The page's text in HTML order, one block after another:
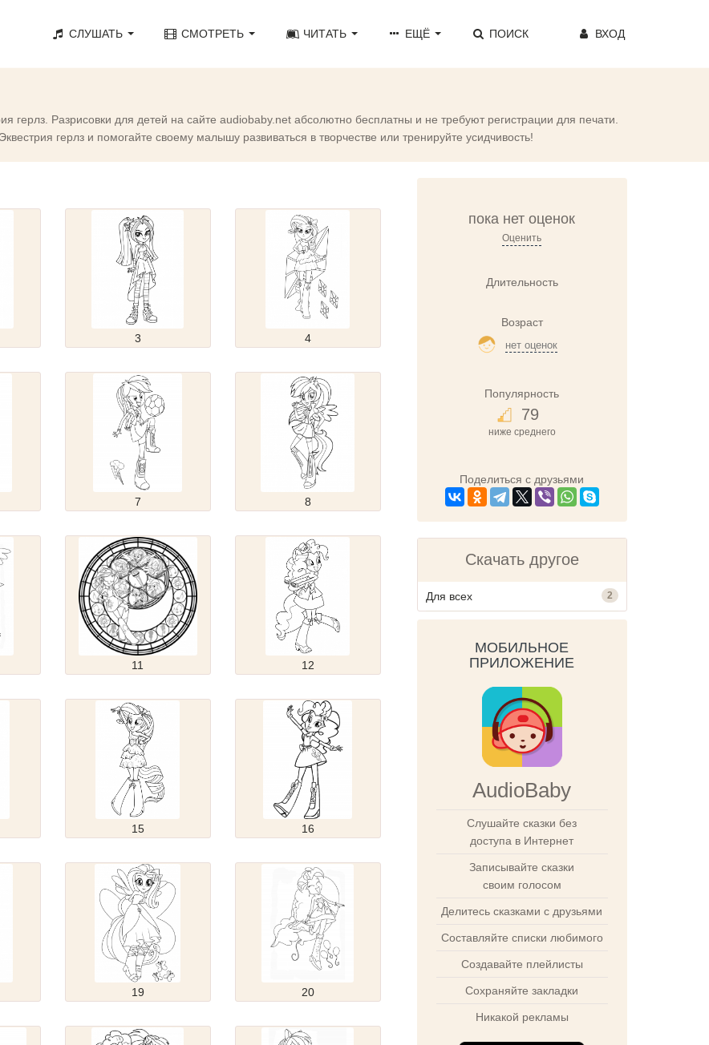
СЛУШАТЬ СМОТРЕТЬ ЧИТАТЬ ЕЩЁ ПОИСК ВХОД
герлз. Разрисовки для детей на сайте audiobaby.net абсолютно бесплатны и не требуют регистрации для печати.
герлз и помогайте своему малышу развиваться в творчестве или тренируйте усидчивость!
3 4
7 8
11 12
15 16
19 20
пока нет оценок
Оценить
Длительность
Возраст
нет оценок
Популярность
79
ниже среднего
Поделиться с друзьями
Скачать другое
Для всех 2
МОБИЛЬНОЕ
ПРИЛОЖЕНИЕ
AudioBaby
Слушайте сказки без
доступа в Интернет
Записывайте сказки
своим голосом
Делитесь сказками с друзьями
Составляйте списки любимого
Создавайте плейлисты
Сохраняйте закладки
Никакой рекламы